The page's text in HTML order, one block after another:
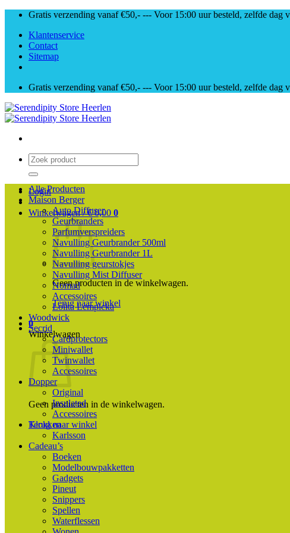
Skip
content
Gratis verzending vanaf €50,- --- Voor 15:00 uur besteld, zelfde
Klantenservice
Contact
Sitemap
Gratis verzending vanaf €50,- --- Voor 15:00 uur besteld, zelfde
Zoeken
naar:
Login
Winkelwagen /€0,00 0
Geen producten in de winkelwagen.
Terug naar winkel
0
Winkelwagen
Geen producten in de winkelwagen.
Terug naar winkel
Alle Producten
Maison Berger
Auto Diffuser
Geurbranders
Parfumverspreiders
Navulling Geurbrander 500ml
Navulling Geurbrander 1L
Navulling geurstokjes
Navulling Mist Diffuser
Nomad
Accessoires
Lolita Lempicka
Woodwick
Secrid
Cardprotectors
Miniwallet
Twinwallet
Accessoires
Dopper
Original
Insulated
Accessoires
Klokken
Karlsson
Cadeau’s
Boeken
Modelbouwpakketten
Gadgets
Pineut
Snippers
Spellen
Waterflessen